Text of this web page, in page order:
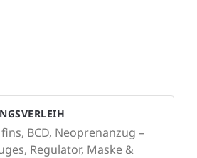
BCD, Neoprenanzug –
Regulator, Maske &